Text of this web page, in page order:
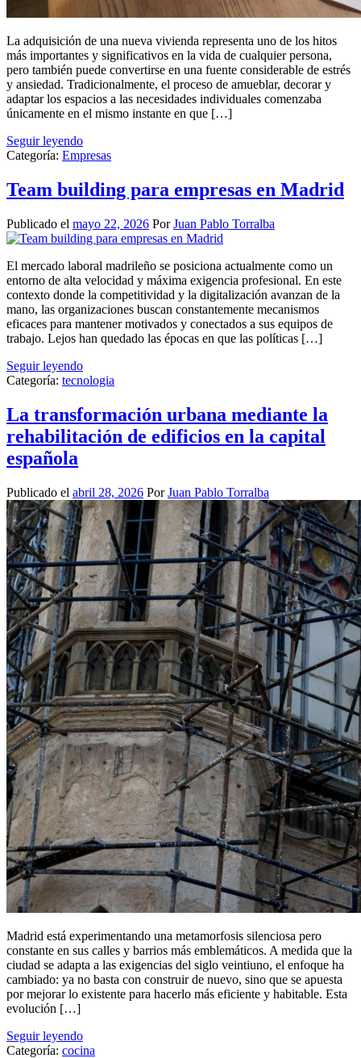
La adquisición de una nueva vivienda representa uno de los hitos
más importantes y significativos en la vida de cualquier persona,
pero también puede convertirse en una fuente considerable de estrés
y ansiedad. Tradicionalmente, el proceso de amueblar, decorar y
adaptar los espacios a las necesidades individuales comenzaba
únicamente en el mismo instante en que […]
Seguir leyendo
Categoría: Empresas
Team building para empresas en Madrid
Publicado el mayo 22, 2026 PorJuan Pablo Torralba
El mercado laboral madrileño se posiciona actualmente como un
entorno de alta velocidad y máxima exigencia profesional. En este
contexto donde la competitividad y la digitalización avanzan de la
mano, las organizaciones buscan constantemente mecanismos
eficaces para mantener motivados y conectados a sus equipos de
trabajo. Lejos han quedado las épocas en que las políticas […]
Seguir leyendo
Categoría: tecnologia
La transformación urbana mediante la
rehabilitación de edificios en la capital
española
Publicado el abril 28, 2026 PorJuan Pablo Torralba
Madrid está experimentando una metamorfosis silenciosa pero
constante en sus calles y barrios más emblemáticos. A medida que la
ciudad se adapta a las exigencias del siglo veintiuno, el enfoque ha
cambiado: ya no basta con construir de nuevo, sino que se apuesta
por mejorar lo existente para hacerlo más eficiente y habitable. Esta
evolución […]
Seguir leyendo
Categoría: cocina